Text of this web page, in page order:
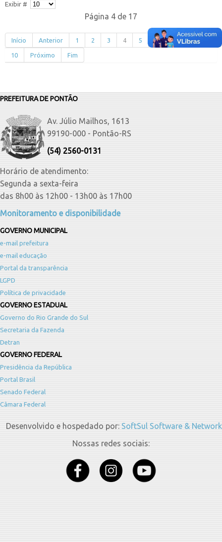
Exibir #
Página 4 de 17
Início Anterior 1 2 3 4 5 6 7 8
10 Próximo Fim
PREFEITURA DE PONTÃO
Av. Júlio Mailhos, 1613
99190-000 - Pontão-RS
(54) 2560-0131
Horário de atendimento:
Segunda a sexta-feira
das 8h00 às 12h00 - 13h00 às 17h00
Monitoramento e disponibilidade
GOVERNO MUNICIPAL
e-mail prefeitura
e-mail educação
Portal da transparência
LGPD
Política de privacidade
GOVERNO ESTADUAL
Governo do Rio Grande do Sul
Secretaria da Fazenda
Detran
GOVERNO FEDERAL
Presidência da República
Portal Brasil
Senado Federal
Câmara Federal
Desenvolvido e hospedado por: SoftSul Software & Network
Nossas redes sociais: